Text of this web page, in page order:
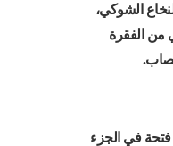
الشوكي،
من الفقرة
في الجزء